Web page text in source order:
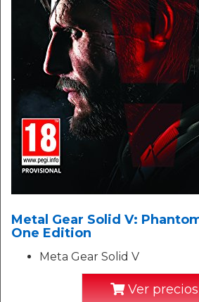
Metal Gear Solid V:
One Edition
Meta Gear Solid V
Ver